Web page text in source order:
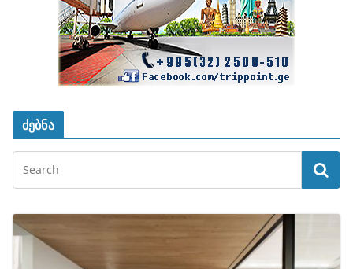
ძებნა